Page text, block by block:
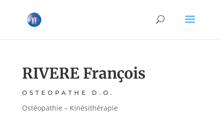
RIVERE François
OSTEOPATHE D.O.
Ostéopathie – Kinésithérapie